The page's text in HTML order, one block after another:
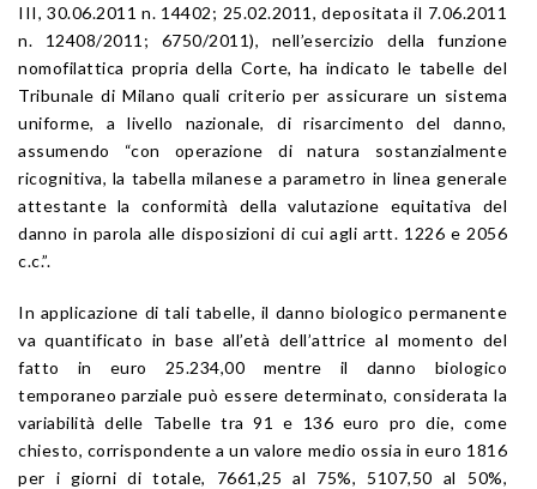
III, 30.06.2011 n. 14402; 25.02.2011, depositata il 7.06.2011
n. 12408/2011; 6750/2011), nell’esercizio della funzione
nomofilattica propria della Corte, ha indicato le tabelle del
Tribunale di Milano quali criterio per assicurare un sistema
uniforme, a livello nazionale, di risarcimento del danno,
assumendo “con operazione di natura sostanzialmente
ricognitiva, la tabella milanese a parametro in linea generale
attestante la conformità della valutazione equitativa del
danno in parola alle disposizioni di cui agli artt. 1226 e 2056
c.c.”.
In applicazione di tali tabelle, il danno biologico permanente
va quantificato in base all’età dell’attrice al momento del
fatto in euro 25.234,00 mentre il danno biologico
temporaneo parziale può essere determinato, considerata la
variabilità delle Tabelle tra 91 e 136 euro pro die, come
chiesto, corrispondente a un valore medio ossia in euro 1816
per i giorni di totale, 7661,25 al 75%, 5107,50 al 50%,